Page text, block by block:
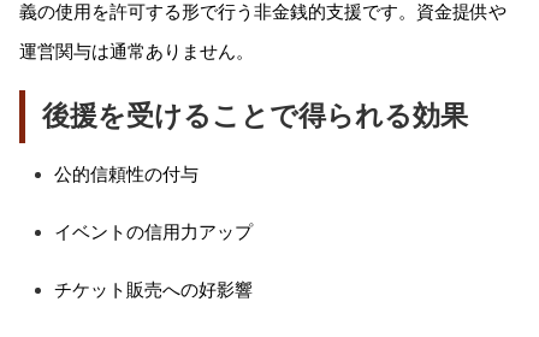
義の使用を許可する形で行う非金銭的支援です。資金提供や
運営関与は通常ありません。
後援を受けることで得られる効果
公的信頼性の付与
イベントの信用力アップ
チケット販売への好影響